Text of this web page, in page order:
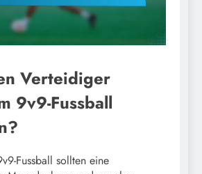
Verteidiger
9v9-Fussball
Fussball sollten eine